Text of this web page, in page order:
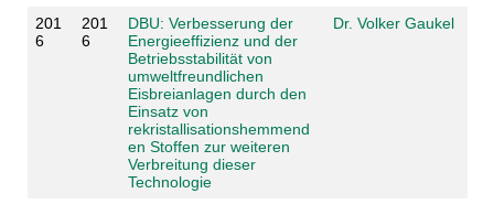
201
6
201
6
DBU: Verbesserung der
Energieeffizienz und der
Betriebsstabilität von
umweltfreundlichen
Eisbreianlagen durch den
Einsatz von
rekristallisationshemmend
en Stoffen zur weiteren
Verbreitung dieser
Technologie
Dr. Volker Gaukel